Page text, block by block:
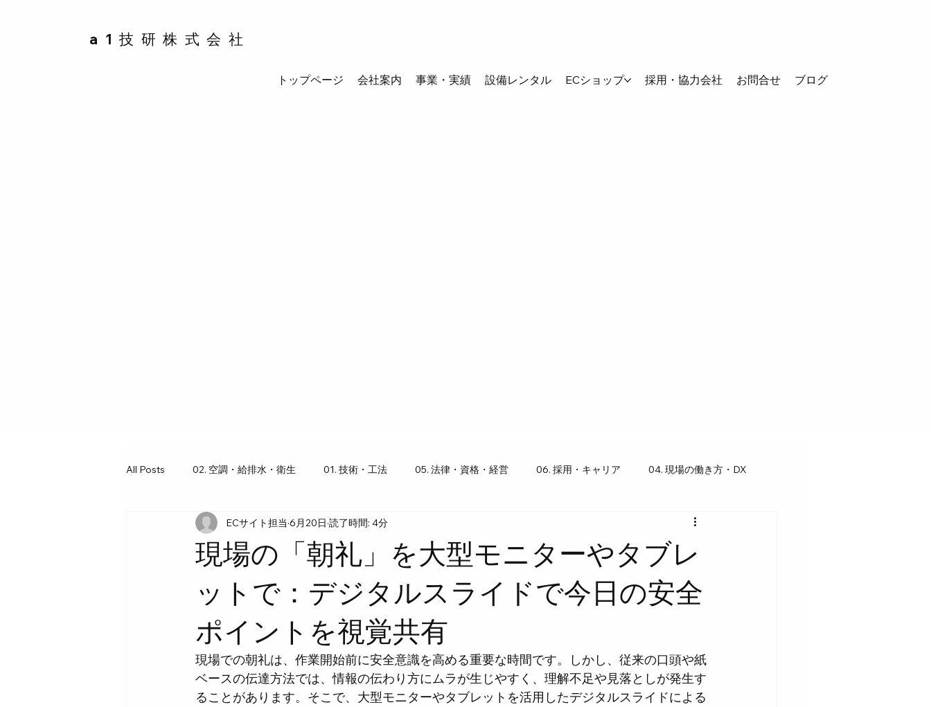
a1技研株式会社
トップページ 会社案内 事業・実績 設備レンタル ECショップ 採用・協力会社 お問合せ ブログ
All Posts 02. 空調・給排水・衛生 01. 技術・工法 05. 法律・資格・経営 06. 採用・キャリア 04. 現場の働き方・DX
03. 工具・ギア図鑑 07. 水回り豆知識
現場の「朝礼」を大型モニターやタブレ
ットで：デジタルスライドで今日の安全
ポイントを視覚共有
ECサイト担当 6月20日 読了時間: 4分
現場での朝礼は、作業開始前に安全意識を高める重要な時間です。しかし、従来の口頭や紙
ベースの伝達方法では、情報の伝わり方にムラが生じやすく、理解不足や見落としが発生す
ることがあります。そこで、大型モニターやタブレットを活用したデジタルスライドによる